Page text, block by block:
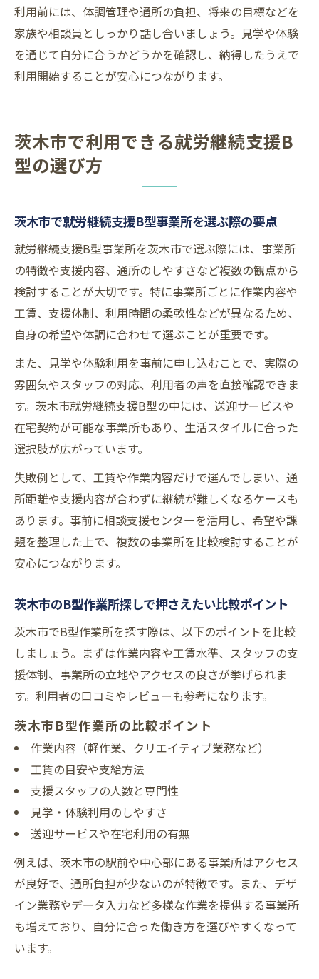
利用前には、体調管理や通所の負担、将来の目標などを
家族や相談員としっかり話し合いましょう。見学や体験
を通じて自分に合うかどうかを確認し、納得したうえで
利用開始することが安心につながります。
茨木市で利用できる就労継続支援B
型の選び方
茨木市で就労継続支援B型事業所を選ぶ際の要点
就労継続支援B型事業所を茨木市で選ぶ際には、事業所
の特徴や支援内容、通所のしやすさなど複数の観点から
検討することが大切です。特に事業所ごとに作業内容や
工賃、支援体制、利用時間の柔軟性などが異なるため、
自身の希望や体調に合わせて選ぶことが重要です。
また、見学や体験利用を事前に申し込むことで、実際の
雰囲気やスタッフの対応、利用者の声を直接確認できま
す。茨木市就労継続支援B型の中には、送迎サービスや
在宅契約が可能な事業所もあり、生活スタイルに合った
選択肢が広がっています。
失敗例として、工賃や作業内容だけで選んでしまい、通
所距離や支援内容が合わずに継続が難しくなるケースも
あります。事前に相談支援センターを活用し、希望や課
題を整理した上で、複数の事業所を比較検討することが
安心につながります。
茨木市のB型作業所探しで押さえたい比較ポイント
茨木市でB型作業所を探す際は、以下のポイントを比較
しましょう。まずは作業内容や工賃水準、スタッフの支
援体制、事業所の立地やアクセスの良さが挙げられま
す。利用者の口コミやレビューも参考になります。
茨木市B型作業所の比較ポイント
作業内容（軽作業、クリエイティブ業務など）
工賃の目安や支給方法
支援スタッフの人数と専門性
見学・体験利用のしやすさ
送迎サービスや在宅利用の有無
例えば、茨木市の駅前や中心部にある事業所はアクセス
が良好で、通所負担が少ないのが特徴です。また、デザ
イン業務やデータ入力など多様な作業を提供する事業所
も増えており、自分に合った働き方を選びやすくなって
います。